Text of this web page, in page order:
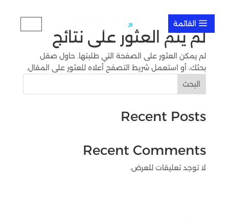
a
لم يتم العثور على نتائج
لم يمكن العثور على الصفحة التي طلبتها. حاول صقل
بحثك، أو استعمل شريط التصفح أعلاه للعثور على المقال.
البحث
Recent Posts
Recent Comments
لا توجد تعليقات للعرض.